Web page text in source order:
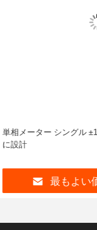
単相メーター シングル
に設計
最もよい